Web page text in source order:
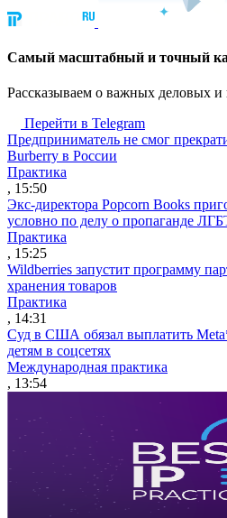
Cамый масштабный и точный
Рассказываем о важных деловых
Перейти в Telegram
Предприниматель не смог
Burberry в России
Практика
, 15:50
Экс-директора Popcorn Books
условно по делу о пропаганде
Практика
, 15:25
Wildberries запустит программу
хранения товаров
Практика
, 14:31
Суд в США обязал выплатить
детям в соцсетях
Международная практика
, 13:54